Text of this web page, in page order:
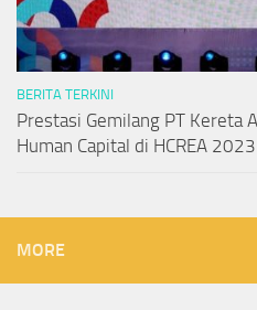
BERITA TERKINI
Prestasi Gemilang PT Kereta
Human Capital di HCREA 2023
MORE